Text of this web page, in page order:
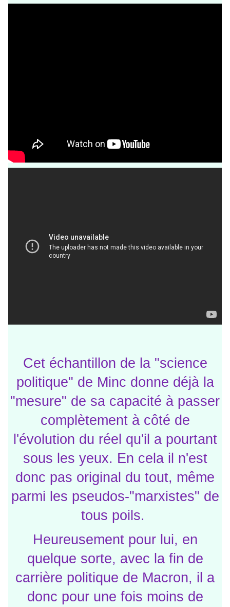
Cet échantillon de la "science
politique" de Minc donne déjà la
"mesure" de sa capacité à passer
complètement à côté de
l'évolution du réel qu'il a pourtant
sous les yeux. En cela il n'est
donc pas original du tout, même
parmi les pseudos-"marxistes" de
tous poils.
Heureusement pour lui, en
quelque sorte, avec la fin de
carrière politique de Macron, il a
donc pour une fois moins de